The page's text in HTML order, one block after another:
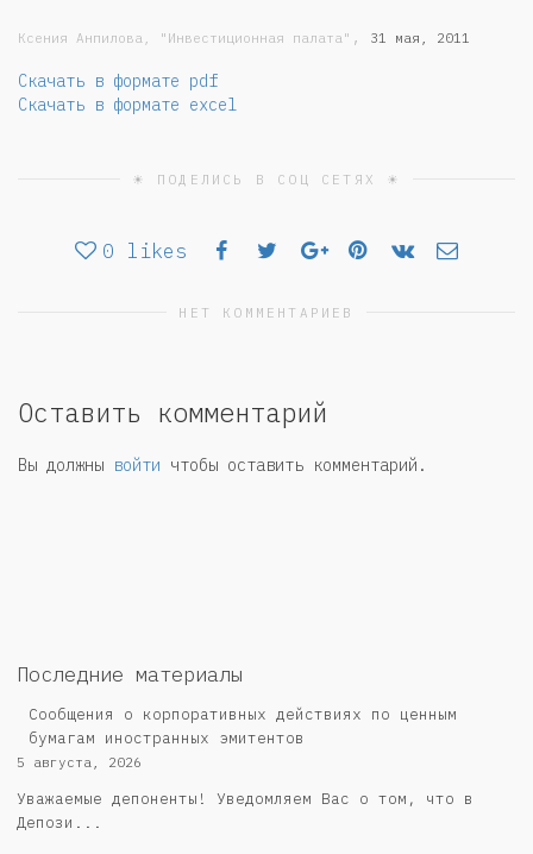
Ксения Анпилова, "Инвестиционная палата" , 31 мая, 2011
Скачать в формате pdf
Скачать в формате excel
☀ ПОДЕЛИСЬ В СОЦ СЕТЯХ ☀
0 likes
НЕТ КОММЕНТАРИЕВ
Оставить комментарий
Вы должны войти чтобы оставить комментарий.
Последние материалы
Сообщения о корпоративных действиях по ценным
бумагам иностранных эмитентов
5 августа, 2026
Уважаемые депоненты! Уведомляем Вас о том, что в
Депози...